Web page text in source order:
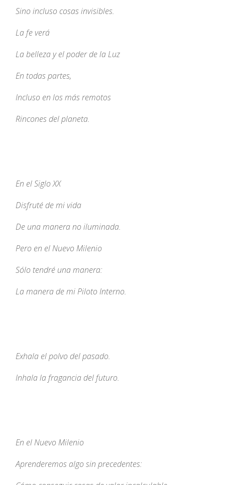
Sino incluso cosas invisibles.
La fe verá
La belleza y el poder de la Luz
En todas partes,
Incluso en los más remotos
Rincones del planeta.
En el Siglo XX
Disfruté de mi vida
De una manera no iluminada.
Pero en el Nuevo Milenio
Sólo tendré una manera:
La manera de mi Piloto Interno.
Exhala el polvo del pasado.
Inhala la fragancia del futuro.
En el Nuevo Milenio
Aprenderemos algo sin precedentes: